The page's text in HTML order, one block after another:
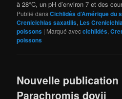
à 28°C, un pH d’environ 7 et des
Publié dansCichlidés d’Amérique du
Crenicichlas saxatilis, Les
poissons | Marqué aveccichlidés,
poissons
Nouvelle publication
Parachromis dovii